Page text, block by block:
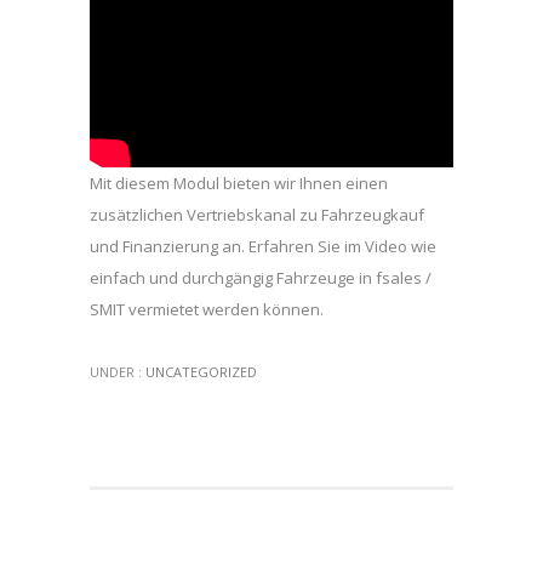
Mit diesem Modul bieten wir Ihnen einen
zusätzlichen Vertriebskanal zu Fahrzeugkauf
und Finanzierung an. Erfahren Sie im Video wie
einfach und durchgängig Fahrzeuge in fsales /
SMIT vermietet werden können.
UNDER : UNCATEGORIZED